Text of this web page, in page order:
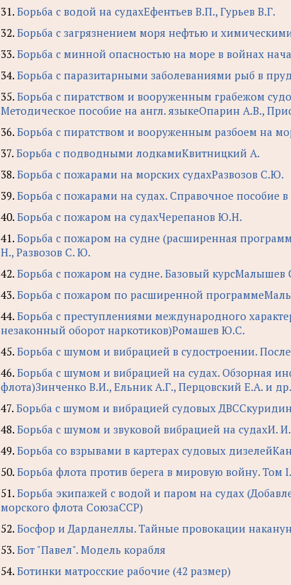
31. Борьба с водой на судахЕфентьев В.П., Гурьев В.Г.
32. Борьба с загрязнением моря нефтью и
33. Борьба с минной опасностью на море в войнах
34. Борьба с паразитарными заболеваниями рыб в
35. Борьба с пиратством и вооруженным грабежом
Методическое пособие на англ. языкеОпарин А.В.,
36. Борьба с пиратством и вооруженным разбоем на
37. Борьба с подводными лодкамиКвитницкий А.
38. Борьба с пожарами на морских судахРазвозов С.Ю.
39. Борьба с пожарами на судах. Справочное пособие
40. Борьба с пожаром на судахЧерепанов Ю.Н.
41. Борьба с пожаром на судне (расширенная
Н., Развозов С. Ю.
42. Борьба с пожаром на судне. Базовый курсМалышев
43. Борьба с пожаром по расширенной
44. Борьба с преступлениями международного
незаконный оборот наркотиков)Ромашев Ю.С.
45. Борьба с шумом и вибрацией в судостроении.
46. Борьба с шумом и вибрацией на судах. Обзорная
флота)Зинченко В.И., Ельник А.Г., Перцовский Е.А. и др.
47. Борьба с шумом и вибрацией судовых
48. Борьба с шумом и звуковой вибрацией на судахИ.
49. Борьба со взрывами в картерах судовых
50. Борьба флота против берега в мировую войну. Том
51. Борьба экипажей с водой и паром на судах
морского флота СоюзаССР)
52. Босфор и Дарданеллы. Тайные провокации
53. Бот "Павел". Модель корабля
54. Ботинки матросcкие рабочие (42 размер)